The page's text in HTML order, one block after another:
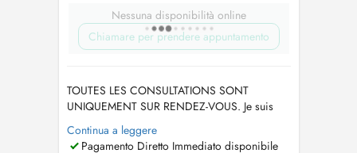
Nessuna disponibilità online
Chiamare per prendere appuntamento
TOUTES LES CONSULTATIONS SONT
UNIQUEMENT SUR RENDEZ-VOUS. Je suis
absente du7 au 16 août et du 21 au 27
septembre 2026. Ech sinn net do vum 7. bis
Continua a leggere
Pagamento Diretto Immediato disponibile